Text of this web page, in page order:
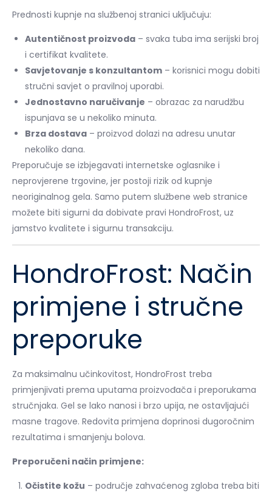
Prednosti kupnje na službenoj stranici uključuju:
Autentičnost proizvoda – svaka tuba ima serijski broj
i certifikat kvalitete.
Savjetovanje s konzultantom – korisnici mogu dobiti
stručni savjet o pravilnoj uporabi.
Jednostavno naručivanje – obrazac za narudžbu
ispunjava se u nekoliko minuta.
Brza dostava – proizvod dolazi na adresu unutar
nekoliko dana.
Preporučuje se izbjegavati internetske oglasnike i
neprovjerene trgovine, jer postoji rizik od kupnje
neoriginalnog gela. Samo putem službene web stranice
možete biti sigurni da dobivate pravi HondroFrost, uz
jamstvo kvalitete i sigurnu transakciju.
HondroFrost: Način
primjene i stručne
preporuke
Za maksimalnu učinkovitost, HondroFrost treba
primjenjivati prema uputama proizvođača i preporukama
stručnjaka. Gel se lako nanosi i brzo upija, ne ostavljajući
masne tragove. Redovita primjena doprinosi dugoročnim
rezultatima i smanjenju bolova.
Preporučeni način primjene:
Očistite kožu – područje zahvaćenog zgloba treba biti